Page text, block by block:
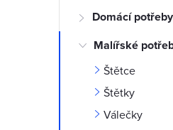
t
Domácí potřeby
Malířské
Štětce
Štětky
Válečky